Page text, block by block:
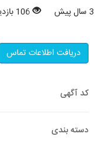
3 سال پیش 106 بازدید
دریافت اطلاعات تماس
کد آگهی
دسته بندی